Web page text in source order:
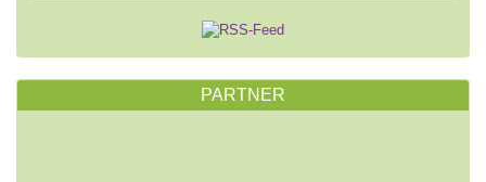
PARTNER